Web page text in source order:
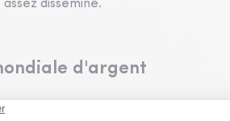
disséminé.
d'argent